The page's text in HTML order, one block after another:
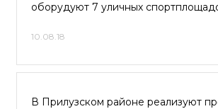
оборудуют 7 уличных
10.08.18
В Прилузском районе реализуют